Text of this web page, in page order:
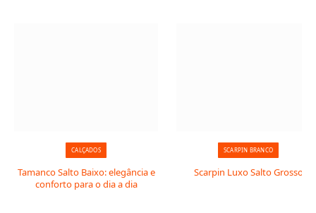
CALÇADOS
Tamanco Salto Baixo: elegância e
conforto para o dia a dia
SCARPIN BRANCO
Scarpin Luxo Salto Grosso